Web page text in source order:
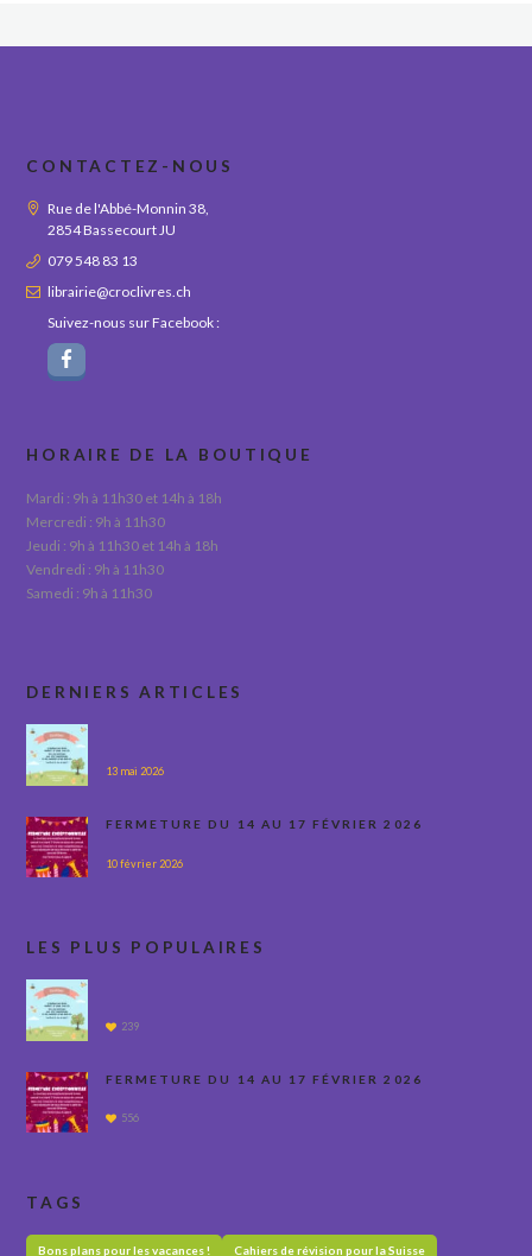
CONTACTEZ-NOUS
Rue de l'Abbé-Monnin 38,
2854 Bassecourt JU
079 548 83 13
librairie@croclivres.ch
Suivez-nous sur Facebook :
HORAIRE DE LA BOUTIQUE
Mardi : 9h à 11h30 et 14h à 18h
Mercredi : 9h à 11h30
Jeudi : 9h à 11h30 et 14h à 18h
Vendredi : 9h à 11h30
Samedi : 9h à 11h30
DERNIERS ARTICLES
13 mai 2026
FERMETURE DU 14 AU 17 FÉVRIER 2026
10 février 2026
LES PLUS POPULAIRES
239
FERMETURE DU 14 AU 17 FÉVRIER 2026
556
TAGS
Bons plans pour les vacances ! Cahiers de révision pour la Suisse